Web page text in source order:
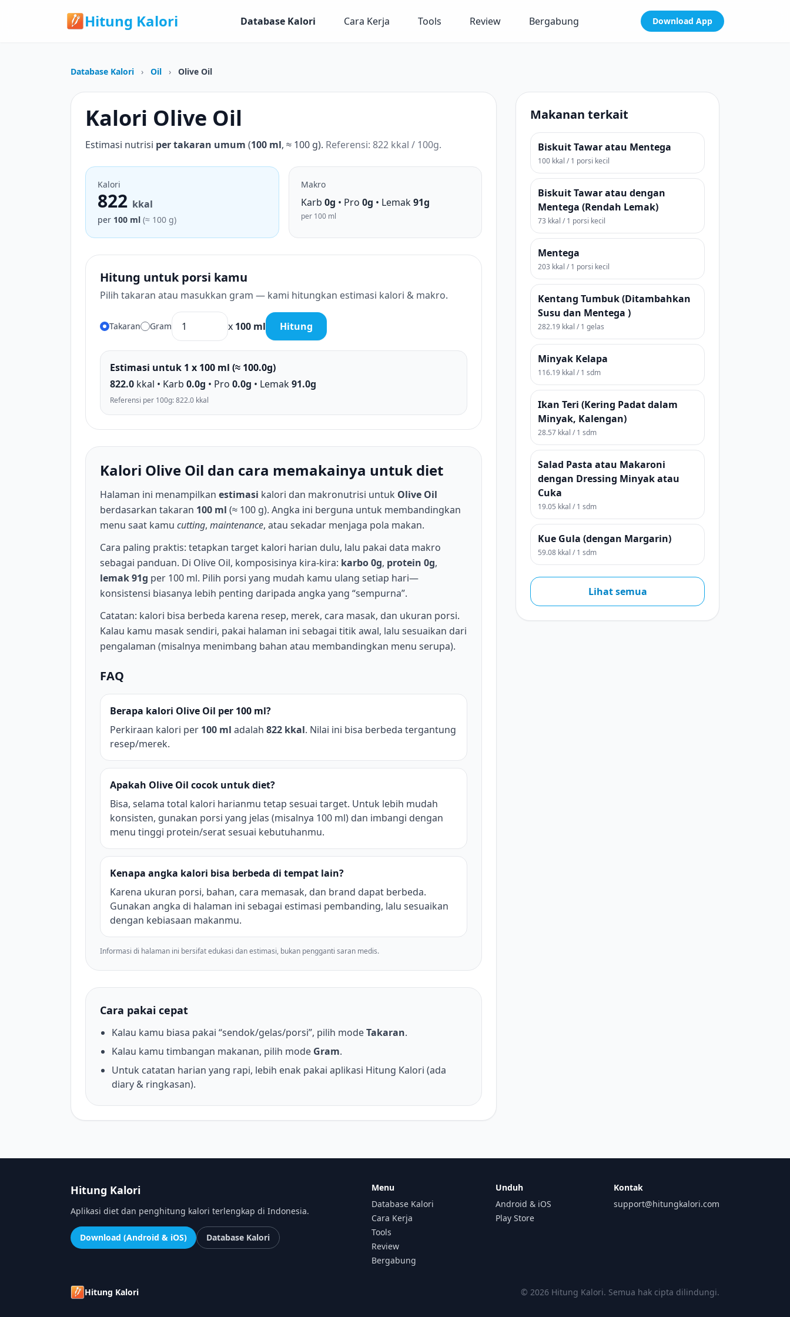
Hitung Kalori Database Kalori Cara Kerja Tools Review Bergabung Download App
Database Kalori › Oil › Olive Oil
Kalori Olive Oil
Estimasi nutrisi per takaran umum (100 ml, ≈ 100 g). Referensi: 822 kkal / 100g.
Kalori
822 kkal
per 100 ml (≈ 100 g)
Makro
Karb 0g • Pro 0g • Lemak91g
per 100 ml
Hitung untuk porsi kamu
Pilih takaran atau masukkan gram — kami hitungkan estimasi kalori & makro.
Takaran Gram x 100 ml Hitung
Estimasi untuk 1 x 100 ml (≈ 100.0g)
822.0 kkal • Karb 0.0g • Pro 0.0g • Lemak91.0g
Referensi per 100g: 822.0 kkal
Kalori Olive Oil dan cara memakainya untuk diet
Halaman ini menampilkan estimasi kalori dan makronutrisi untuk Olive Oil
berdasarkan takaran 100 ml (≈ 100 g). Angka ini berguna untuk membandingkan
menu saat kamu cutting, maintenance, atau sekadar menjaga pola makan.
Cara paling praktis: tetapkan target kalori harian dulu, lalu pakai data makro
sebagai panduan. Di Olive Oil, komposisinya kira-kira: karbo 0g, protein 0g,
lemak 91g per 100 ml. Pilih porsi yang mudah kamu ulang setiap hari—
konsistensi biasanya lebih penting daripada angka yang “sempurna”.
Catatan: kalori bisa berbeda karena resep, merek, cara masak, dan ukuran porsi.
Kalau kamu masak sendiri, pakai halaman ini sebagai titik awal, lalu sesuaikan dari
pengalaman (misalnya menimbang bahan atau membandingkan menu serupa).
FAQ
Berapa kalori Olive Oil per 100 ml?
Perkiraan kalori per 100 ml adalah 822 kkal. Nilai ini bisa berbeda tergantung
resep/merek.
Apakah Olive Oil cocok untuk diet?
Bisa, selama total kalori harianmu tetap sesuai target. Untuk lebih mudah
konsisten, gunakan porsi yang jelas (misalnya 100 ml) dan imbangi dengan
menu tinggi protein/serat sesuai kebutuhanmu.
Kenapa angka kalori bisa berbeda di tempat lain?
Karena ukuran porsi, bahan, cara memasak, dan brand dapat berbeda.
Gunakan angka di halaman ini sebagai estimasi pembanding, lalu sesuaikan
dengan kebiasaan makanmu.
Informasi di halaman ini bersifat edukasi dan estimasi, bukan pengganti saran medis.
Cara pakai cepat
Kalau kamu biasa pakai “sendok/gelas/porsi”, pilih modeTakaran.
Kalau kamu timbangan makanan, pilih mode Gram.
Untuk catatan harian yang rapi, lebih enak pakai aplikasi Hitung Kalori (ada
diary & ringkasan).
Makanan terkait
Biskuit Tawar atau Mentega
100 kkal / 1 porsi kecil
Biskuit Tawar atau dengan
Mentega (Rendah Lemak)
73 kkal / 1 porsi kecil
Mentega
203 kkal / 1 porsi kecil
Kentang Tumbuk (Ditambahkan
Susu dan Mentega )
282.19 kkal / 1 gelas
Minyak Kelapa
116.19 kkal / 1 sdm
Ikan Teri (Kering Padat dalam
Minyak, Kalengan)
28.57 kkal / 1 sdm
Salad Pasta atau Makaroni
dengan Dressing Minyak atau
Cuka
19.05 kkal / 1 sdm
Kue Gula (dengan Margarin)
59.08 kkal / 1 sdm
Lihat semua
Hitung Kalori
Aplikasi diet dan penghitung kalori terlengkap di Indonesia.
Download (Android & iOS) Database Kalori
Menu
Database Kalori
Cara Kerja
Tools
Review
Bergabung
Unduh
Android & iOS
Play Store
Kontak
support@hitungkalori.com
Hitung Kalori © 2026 Hitung Kalori. Semua hak cipta dilindungi.